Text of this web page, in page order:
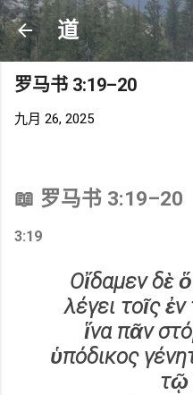
跳至
道
罗马书 3:19–20
九月 26, 2025
📖 罗马书 3:19–20
3:19
Οἴδαμεν δὲ
λέγει τοῖς
ἵνα πᾶν
ὑπόδικος
τῷ